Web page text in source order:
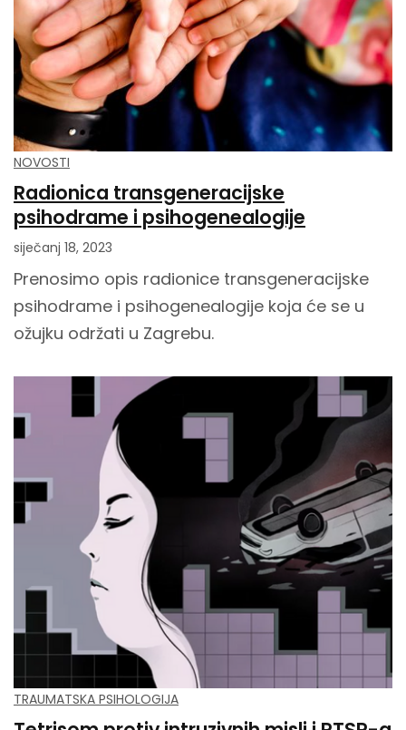
NOVOSTI
Radionica transgeneracijske
psihodrame i psihogenealogije
siječanj 18, 2023
Prenosimo opis radionice transgeneracijske
psihodrame i psihogenealogije koja će se u
ožujku održati u Zagrebu.
TRAUMATSKA PSIHOLOGIJA